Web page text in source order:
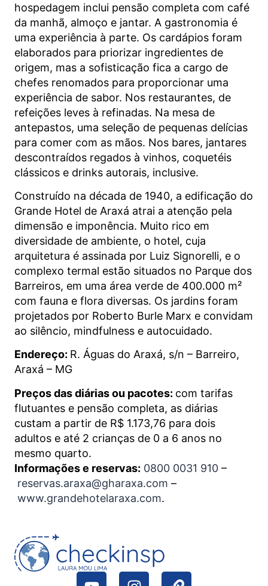
hospedagem inclui pensão completa com café
da manhã, almoço e jantar. A gastronomia é
uma experiência à parte. Os cardápios foram
elaborados para priorizar ingredientes de
origem, mas a sofisticação fica a cargo de
chefes renomados para proporcionar uma
experiência de sabor. Nos restaurantes, de
refeições leves à refinadas. Na mesa de
antepastos, uma seleção de pequenas delícias
para comer com as mãos. Nos bares, jantares
descontraídos regados à vinhos, coquetéis
clássicos e drinks autorais, inclusive.
Construído na década de 1940, a edificação do
Grande Hotel de Araxá atrai a atenção pela
dimensão e imponência. Muito rico em
diversidade de ambiente, o hotel, cuja
arquitetura é assinada por Luiz Signorelli, e o
complexo termal estão situados no Parque dos
Barreiros, em uma área verde de 400.000 m²
com fauna e flora diversas. Os jardins foram
projetados por Roberto Burle Marx e convidam
ao silêncio, mindfulness e autocuidado.
Endereço: R. Águas do Araxá, s/n – Barreiro,
Araxá – MG
Preços das diárias ou pacotes: com tarifas
flutuantes e pensão completa, as diárias
custam a partir de R$ 1.173,76 para dois
adultos e até 2 crianças de 0 a 6 anos no
mesmo quarto.
Informações e reservas: 0800 0031 910 –
reservas.araxa@gharaxa.com –
www.grandehotelaraxa.com.